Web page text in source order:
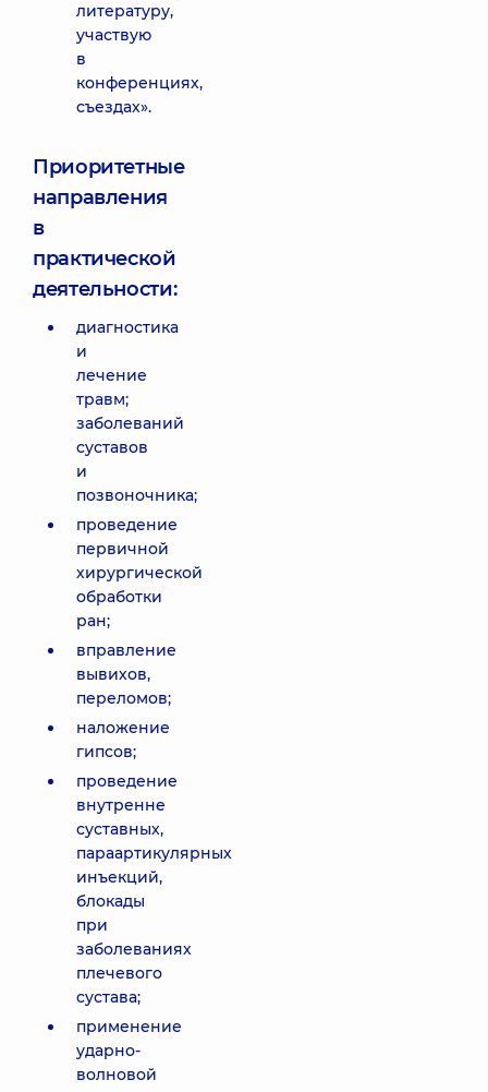
литературу,
участвую
в
конференциях,
съездах».
Приоритетные
направления
в
практической
деятельности:
диагностика
и
лечение
травм;
заболеваний
суставов
и
позвоночника;
проведение
первичной
хирургической
обработки
ран;
вправление
вывихов,
переломов;
наложение
гипсов;
проведение
внутренне
суставных,
параартикулярных
инъекций,
блокады
при
заболеваниях
плечевого
сустава;
применение
ударно-
волновой